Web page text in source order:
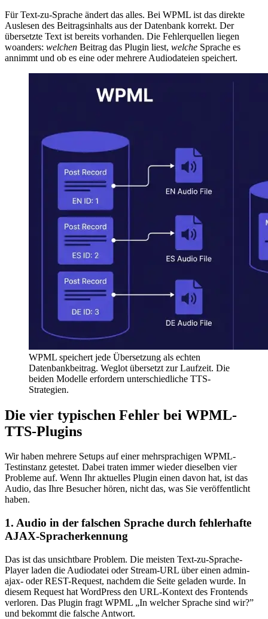
Für Text-zu-Sprache ändert das alles. Bei WPML ist das direkte
Auslesen des Beitragsinhalts aus der Datenbank korrekt. Der
übersetzte Text ist bereits vorhanden. Die Fehlerquellen liegen
woanders: welchen Beitrag das Plugin liest, welche Sprache es
annimmt und ob es eine oder mehrere Audiodateien speichert.
WPML speichert jede Übersetzung als echten
Datenbankbeitrag. Weglot übersetzt zur Laufzeit. Die
beiden Modelle erfordern unterschiedliche TTS-
Strategien.
Die vier typischen Fehler bei WPML-
TTS-Plugins
Wir haben mehrere Setups auf einer mehrsprachigen WPML-
Testinstanz getestet. Dabei traten immer wieder dieselben vier
Probleme auf. Wenn Ihr aktuelles Plugin einen davon hat, ist das
Audio, das Ihre Besucher hören, nicht das, was Sie veröffentlicht
haben.
1. Audio in der falschen Sprache durch fehlerhafte
AJAX-Spracherkennung
Das ist das unsichtbare Problem. Die meisten Text-zu-Sprache-
Player laden die Audiodatei oder Stream-URL über einen admin-
ajax- oder REST-Request, nachdem die Seite geladen wurde. In
diesem Request hat WordPress den URL-Kontext des Frontends
verloren. Das Plugin fragt WPML „In welcher Sprache sind wir?”
und bekommt die falsche Antwort.